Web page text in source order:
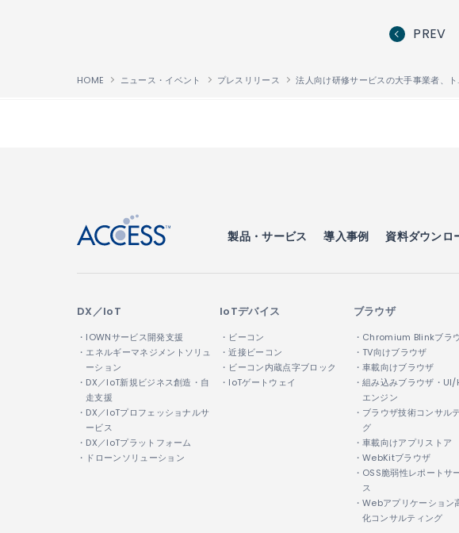
PREV
HOME ニュース・イベント プレスリリース 法人向け研修サービスの
製品・サービス 導入事例 資料ダウンロ
DX／IoT
・IOWNサービス開発支援
・エネルギーマネジメントソリュ
ーション
・DX／IoT新規ビジネス創造・自
走支援
・DX／IoTプロフェッショナルサ
ービス
・DX／IoTプラットフォーム
・ドローンソリューション
IoTデバイス
・ビーコン
・近接ビーコン
・ビーコン内蔵点字ブロック
・IoTゲートウェイ
ブラウザ
・Chromium Blinkブラ
・TV向けブラウザ
・車載向けブラウザ
・組み込みブラウザ・UI/
エンジン
・ブラウザ技術コンサル
グ
・車載向けアプリストア
・WebKitブラウザ
・OSS脆弱性レポートサ
ス
・Webアプリケーション
化コンサルティング